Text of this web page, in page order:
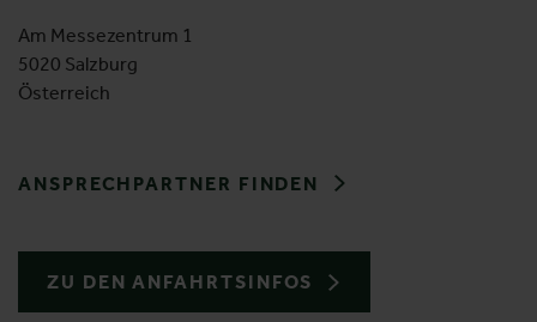
Am Messezentrum 1
5020 Salzburg
Österreich
ANSPRECHPARTNER FINDEN
ZU DEN ANFAHRTSINFOS